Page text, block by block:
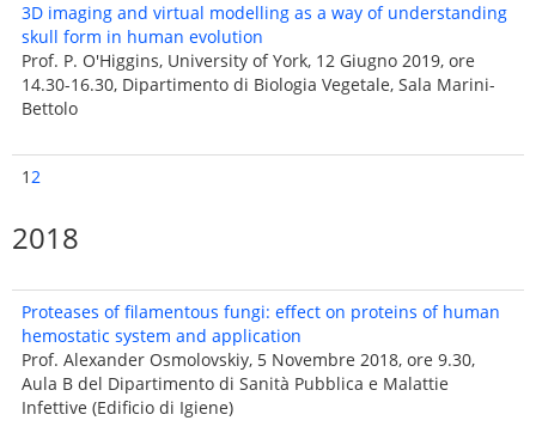
3D imaging and virtual modelling as a way of understanding
skull form in human evolution
Prof. P. O'Higgins, University of York, 12 Giugno 2019, ore
14.30-16.30, Dipartimento di Biologia Vegetale, Sala Marini-
Bettolo
12
2018
Proteases of filamentous fungi: effect on proteins of human
hemostatic system and application
Prof. Alexander Osmolovskiy, 5 Novembre 2018, ore 9.30,
Aula B del Dipartimento di Sanità Pubblica e Malattie
Infettive (Edificio di Igiene)